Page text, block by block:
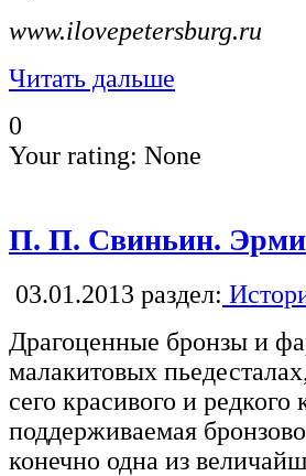
www.ilovepetersburg.ru
Читать дальше
0
Your rating: None
П. П. Свиньин.
03.01.2013 раздел:
Драгоценные бронзы и
малакитовых
сего красивого и
поддерживаемая
конечно одна из